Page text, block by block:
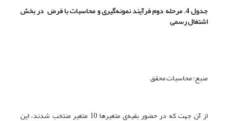
جدول 4. مرحله دوم فرآیند نمونه‌گیری و محاسبات با فرض
در بخش
اشتغال رسمی
منبع: محاسبات محقق
از آن جهت که در حضور بقیه‌ی متغیرها 10 متغیر منتخب شدند، این